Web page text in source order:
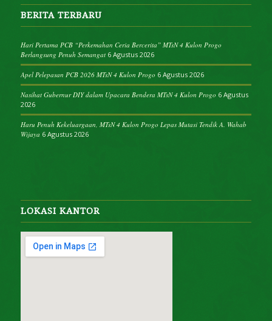
BERITA TERBARU
Hari Pertama PCB “Perkemahan Ceria Bercerita” MTsN 4 Kulon Progo
Berlangsung Penuh Semangat 6 Agustus 2026
Apel Pelepasan PCB 2026 MTsN 4 Kulon Progo 6 Agustus 2026
Nasihat Gubernur DIY dalam Upacara Bendera MTsN 4 Kulon Progo 6 Agustus
2026
Haru Penuh Kekeluargaan, MTsN 4 Kulon Progo Lepas Mutasi Tendik A. Wahab
Wijaya 6 Agustus 2026
LOKASI KANTOR